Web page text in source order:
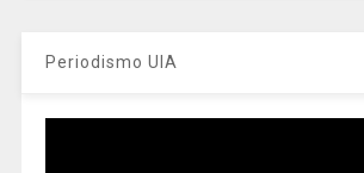
Periodismo UIA